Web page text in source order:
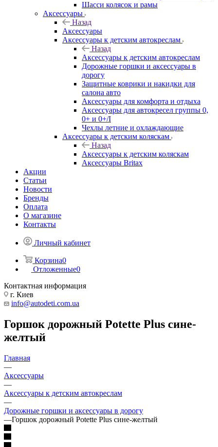
Шасси колясок и рамы
Аксессуары
Назад
Аксессуары
Аксессуары к детским автокреслам
Назад
Аксессуары к детским автокреслам
Дорожные горшки и аксессуары в
дорогу
Защитные коврики и накидки для
салона авто
Аксессуары для комфорта и отдыха
Аксессуары для автокресел группы 0,
0+ и 0+/I
Чехлы летние и охлаждающие
Аксессуары к детским коляскам
Назад
Аксессуары к детским коляскам
Аксессуары Britax
Акции
Статьи
Новости
Бренды
Оплата
О магазине
Контакты
Личный кабинет
Корзина0
Отложенные0
Контактная информация
г. Киев
info@autodeti.com.ua
Горшок дорожный Potette Plus сине-
желтый
Главная
—
Аксессуары
—
Аксессуары к детским автокреслам
—
Дорожные горшки и аксессуары в дорогу
—Горшок дорожный Potette Plus сине-желтый